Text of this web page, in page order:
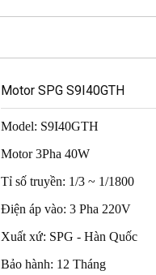
Motor SPG S9I40GTH
Model: S9I40GTH
Motor 3Pha 40W
Tỉ số truyền: 1/3 ~ 1/1800
Điện áp vào: 3 Pha 220V
Xuất xứ: SPG - Hàn Quốc
Bảo hành: 12 Tháng